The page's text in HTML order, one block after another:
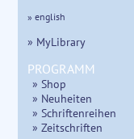
» english
» MyLibrary
PROGRAMM
» Shop
» Neuheiten
» Schriftenreihen
» Zeitschriften